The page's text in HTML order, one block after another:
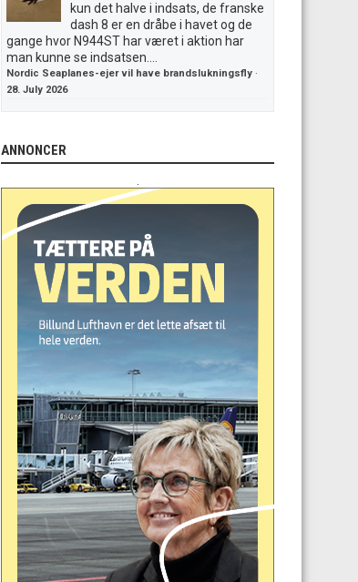
kun det halve i indsats, de franske
dash 8 er en dråbe i havet og de
gange hvor N944ST har været i aktion har
man kunne se indsatsen....
Nordic Seaplanes-ejer vil have brandslukningsfly ·
28. July 2026
ANNONCER